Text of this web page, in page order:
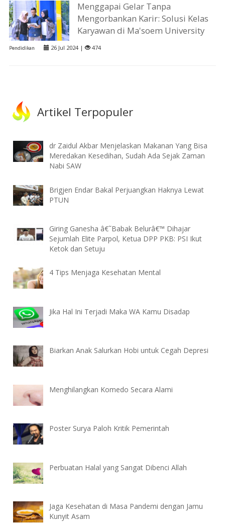
Menggapai Gelar Tanpa
Mengorbankan Karir: Solusi Kelas
Karyawan di Ma'soem University
Pendidikan 26 Jul 2024 | 474
Artikel Terpopuler
dr Zaidul Akbar Menjelaskan Makanan Yang Bisa
Meredakan Kesedihan, Sudah Ada Sejak Zaman
Nabi SAW
Brigjen Endar Bakal Perjuangkan Haknya Lewat
PTUN
Giring Ganesha â€˜Babak Belurâ€™ Dihajar
Sejumlah Elite Parpol, Ketua DPP PKB: PSI Ikut
Ketok dan Setuju
4 Tips Menjaga Kesehatan Mental
Jika Hal Ini Terjadi Maka WA Kamu Disadap
Biarkan Anak Salurkan Hobi untuk Cegah Depresi
Menghilangkan Komedo Secara Alami
Poster Surya Paloh Kritik Pemerintah
Perbuatan Halal yang Sangat Dibenci Allah
Jaga Kesehatan di Masa Pandemi dengan Jamu
Kunyit Asam